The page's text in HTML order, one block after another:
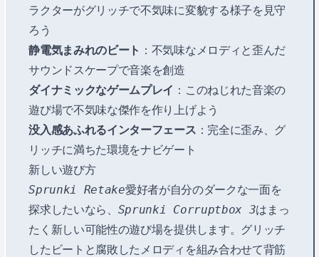
ラクターがグリッチで不気味に変貌する様子を見守
ろう
静電気まみれのビート ：不気味なメロディと歪んだ
サウンドスケープで音楽を創造
ダイナミックなゲームプレイ ：このねじれた音楽の
遊び場で不気味な傑作を作り上げよう
没入感あふれるインターフェース ：完全に歪み、グ
リッチに満ちた環境をナビゲート
新しい遊び方
Sprunki Retake愛好者が自分のダークな一面を
探求したいなら、 Sprunki Corruptbox 3はまっ
たく新しい可能性の遊び場を提供します。グリッチ
したビートと腐敗したメロディを組み合わせて背筋